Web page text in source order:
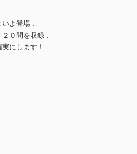
よ登場．
０問を収録．
にします！